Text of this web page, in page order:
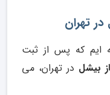
تهران
ایم که پس از ثبت
بیشل در تهران، می